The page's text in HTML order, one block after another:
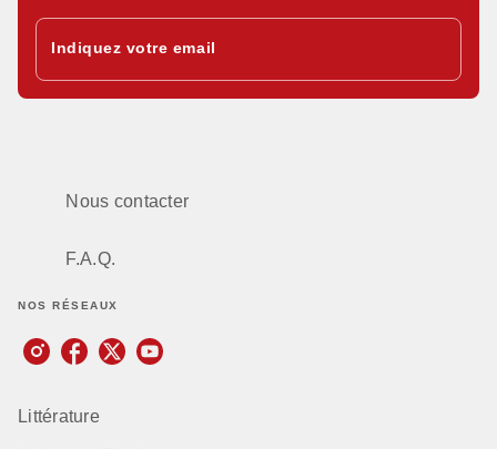
Indiquez votre email
Nous contacter
F.A.Q.
NOS RÉSEAUX
Littérature